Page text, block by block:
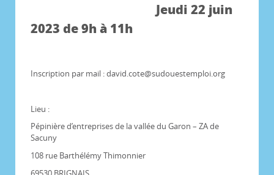
Jeudi 22 juin
2023 de 9h à 11h
Inscription par mail : david.cote@sudouestemploi.org
Lieu :
Pépinière d’entreprises de la vallée du Garon – ZA de
Sacuny
108 rue Barthélémy Thimonnier